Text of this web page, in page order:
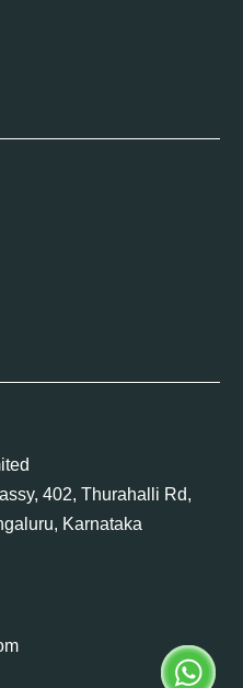
402, Thurahalli Rd,
Karnataka